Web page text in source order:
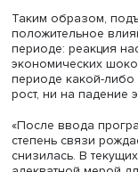
решили
нефть», —
Чтобы соотнести
экономической
примерное время
лагом в один год